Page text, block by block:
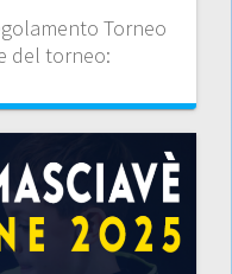
Torneo
del torneo: